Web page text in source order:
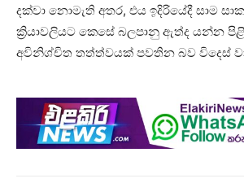
දක්වා නොමැති අතර, එය ඉදිරියේදී සාම
ක්‍රියාවලියට කෙසේ බලපානු ඇත්ද යන්න
අවිනිශ්චිත තත්ත්වයක් පවතින බව විදෙස්